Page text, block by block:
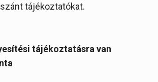
tájékoztatókat.
tájékoztatásra van